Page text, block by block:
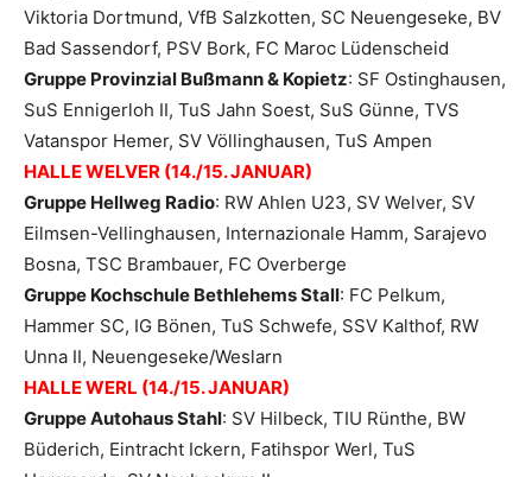
Viktoria Dortmund, VfB Salzkotten, SC Neuengeseke, BV
Bad Sassendorf, PSV Bork, FC Maroc Lüdenscheid
Gruppe Provinzial Bußmann & Kopietz: SF Ostinghausen,
SuS Ennigerloh II, TuS Jahn Soest, SuS Günne, TVS
Vatanspor Hemer, SV Völlinghausen, TuS Ampen
HALLE WELVER (14./15. JANUAR)
Gruppe Hellweg Radio: RW Ahlen U23, SV Welver, SV
Eilmsen-Vellinghausen, Internazionale Hamm, Sarajevo
Bosna, TSC Brambauer, FC Overberge
Gruppe Kochschule Bethlehems Stall: FC Pelkum,
Hammer SC, IG Bönen, TuS Schwefe, SSV Kalthof, RW
Unna II, Neuengeseke/Weslarn
HALLE WERL (14./15. JANUAR)
Gruppe Autohaus Stahl: SV Hilbeck, TIU Rünthe, BW
Büderich, Eintracht Ickern, Fatihspor Werl, TuS